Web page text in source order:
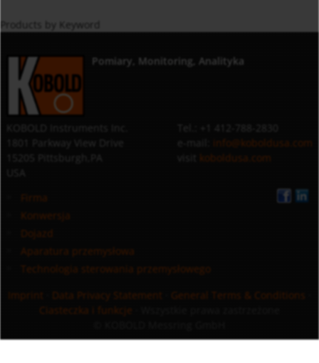
Products by Keyword
Pomiary, Monitoring, Analityka
info@koboldusa.com
koboldusa.com
Firma
Konwersja
Dojazd
Aparatura przemysłowa
Technologia sterowania przemysłowego
Imprint
Data Privacy Statement General Terms & Conditions
Ciasteczka i funkcje